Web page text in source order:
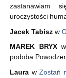
zastanawiam
uroczystości
Jacek Tabisz w
MAREK BRYXw
podoba
Laura wZostań